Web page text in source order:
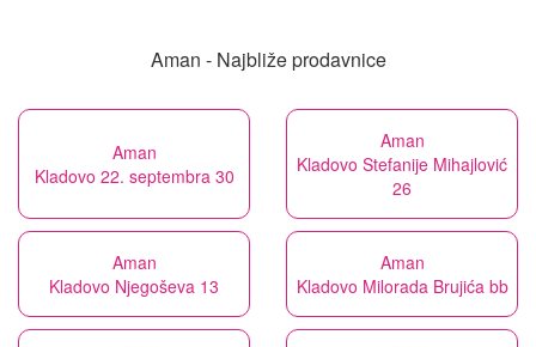
Aman - Najbliže prodavnice
Aman
Kladovo 22. septembra 30
Aman
Kladovo Stefanije Mihajlović
26
Aman
Kladovo Njegoševa 13
Aman
Kladovo Milorada Brujića bb